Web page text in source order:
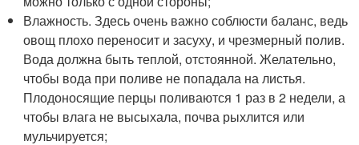
Влажность. Здесь очень важно соблюсти баланс, ведь
овощ плохо переносит и засуху, и чрезмерный полив.
Вода должна быть теплой, отстоянной. Желательно,
чтобы вода при поливе не попадала на листья.
Плодоносящие перцы поливаются 1 раз в 2 недели, а
чтобы влага не высыхала, почва рыхлится или
мульчируется;